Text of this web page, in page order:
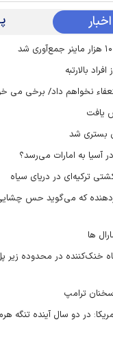
بالارتبه
نخواهم داد/ برخی می
یافت
بستری شد
آسیا به امارات می‌رسد؟
ترکیه‌ای در دریای سیاه
که می‌گوید حس چشایی
ها
خنک‌کننده در محدوده زیر
ترامپ
در دو سال آینده تنگه